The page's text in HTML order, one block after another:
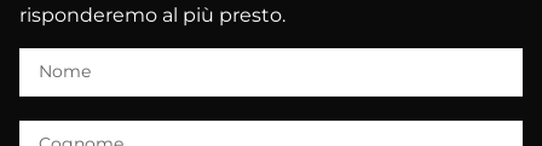
risponderemo al più presto.